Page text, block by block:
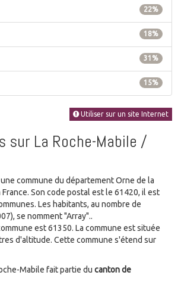
22%
18%
31%
15%
Utiliser sur un site Internet
sur La Roche-Mabile /
commune du département Orne de la
Son code postal est le 61420, il est
Les habitants, au nombre de
se nomment "Array"..
est 61350. La commune est située
d'altitude. Cette commune s'étend sur
Mabile fait partie du canton de